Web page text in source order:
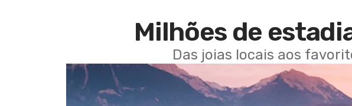
Milhões de
Das joias locais aos